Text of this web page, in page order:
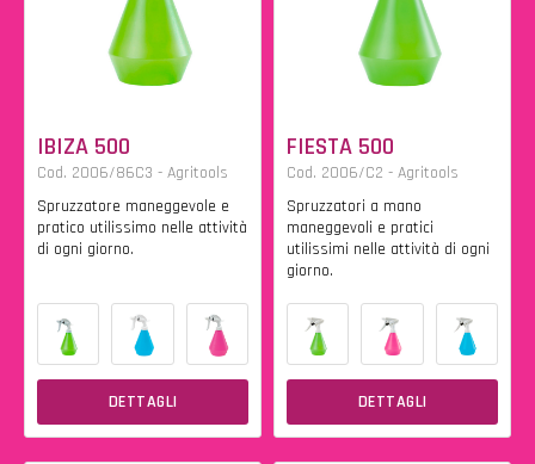
IBIZA 500
Cod. 2006/86C3 - Agritools
Spruzzatore maneggevole e
pratico utilissimo nelle attività
di ogni giorno.
DETTAGLI
FIESTA 500
Cod. 2006/C2 - Agritools
Spruzzatori a mano
maneggevoli e pratici
utilissimi nelle attività di ogni
giorno.
DETTAGLI